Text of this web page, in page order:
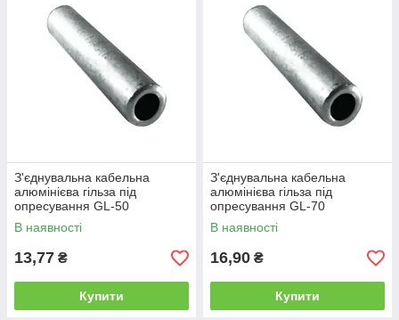
З'єднувальна кабельна
алюмінієва гільза під
опресування GL-50
В наявності
13,77 ₴
Купити
З'єднувальна кабельна
алюмінієва гільза під
опресування GL-70
В наявності
16,90 ₴
Купити